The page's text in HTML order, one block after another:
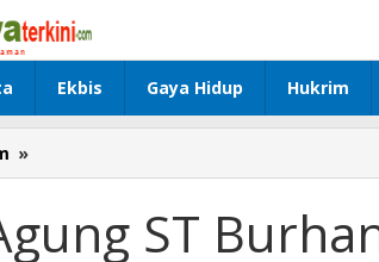
Ekbis Gaya Hidup Hukrim
»
Agung
Burhanuddin
Menutup
ST